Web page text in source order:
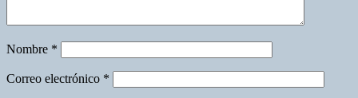
Nombre *
Correo electrónico *